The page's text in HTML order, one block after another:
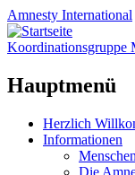
Amnesty International
Koordinationsgruppe
Hauptmenü
Zum
Inhalt
Herzlich
Informationen
Die